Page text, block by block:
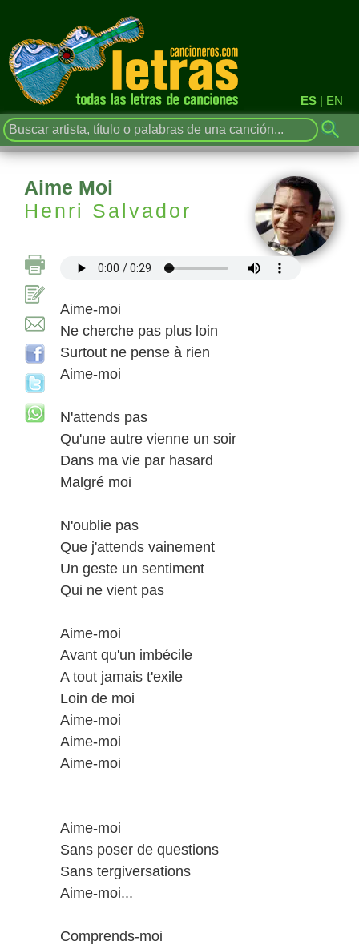
ES | EN
Aime Moi
Henri Salvador
Aime-moi
Ne cherche pas plus loin
Surtout ne pense à rien
Aime-moi
N'attends pas
Qu'une autre vienne un soir
Dans ma vie par hasard
Malgré moi
N'oublie pas
Que j'attends vainement
Un geste un sentiment
Qui ne vient pas
Aime-moi
Avant qu'un imbécile
A tout jamais t'exile
Loin de moi
Aime-moi
Aime-moi
Aime-moi
Aime-moi
Sans poser de questions
Sans tergiversations
Aime-moi...
Comprends-moi